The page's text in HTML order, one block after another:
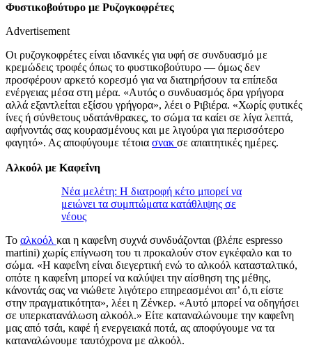
Φυστικοβούτυρο με Ρυζογκοφρέτες
Advertisement
Οι ρυζογκοφρέτες είναι ιδανικές για υφή σε συνδυασμό με
κρεμώδεις τροφές όπως το φυστικοβούτυρο — όμως δεν
προσφέρουν αρκετό κορεσμό για να διατηρήσουν τα επίπεδα
ενέργειας μέσα στη μέρα. «Αυτός ο συνδυασμός δρα γρήγορα
αλλά εξαντλείται εξίσου γρήγορα», λέει ο Ριβιέρα. «Χωρίς φυτικές
ίνες ή σύνθετους υδατάνθρακες, το σώμα τα καίει σε λίγα λεπτά,
αφήνοντάς σας κουρασμένους και με λιγούρα για περισσότερο
φαγητό». Ας αποφύγουμε τέτοια σνακ σε απαιτητικές ημέρες.
Αλκοόλ με Καφεΐνη
Νέα μελέτη: Η διατροφή κέτο μπορεί να
μειώνει τα συμπτώματα κατάθλιψης σε
νέους
Το αλκοόλ και η καφεΐνη συχνά συνδυάζονται (βλέπε espresso
martini) χωρίς επίγνωση του τι προκαλούν στον εγκέφαλο και το
σώμα. «Η καφεΐνη είναι διεγερτική ενώ το αλκοόλ κατασταλτικό,
οπότε η καφεΐνη μπορεί να καλύψει την αίσθηση της μέθης,
κάνοντάς σας να νιώθετε λιγότερο επηρεασμένοι απ’ ό,τι είστε
στην πραγματικότητα», λέει η Ζένκερ. «Αυτό μπορεί να οδηγήσει
σε υπερκατανάλωση αλκοόλ.» Είτε καταναλώνουμε την καφεΐνη
μας από τσάι, καφέ ή ενεργειακά ποτά, ας αποφύγουμε να τα
καταναλώνουμε ταυτόχρονα με αλκοόλ.